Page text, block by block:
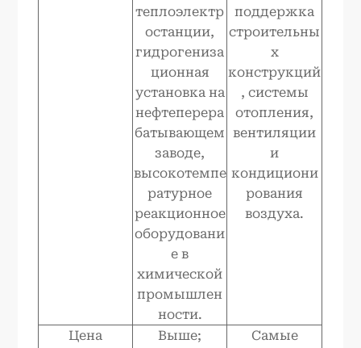
теплоэлектр
останции,
гидрогениза
ционная
установка на
нефтеперера
батывающем
заводе,
высокотемпе
ратурное
реакционное
оборудовани
е в
химической
промышлен
ности.
поддержка
строительны
х
конструкций
, системы
отопления,
вентиляции
и
кондициони
рования
воздуха.
Цена
Выше;
Самые